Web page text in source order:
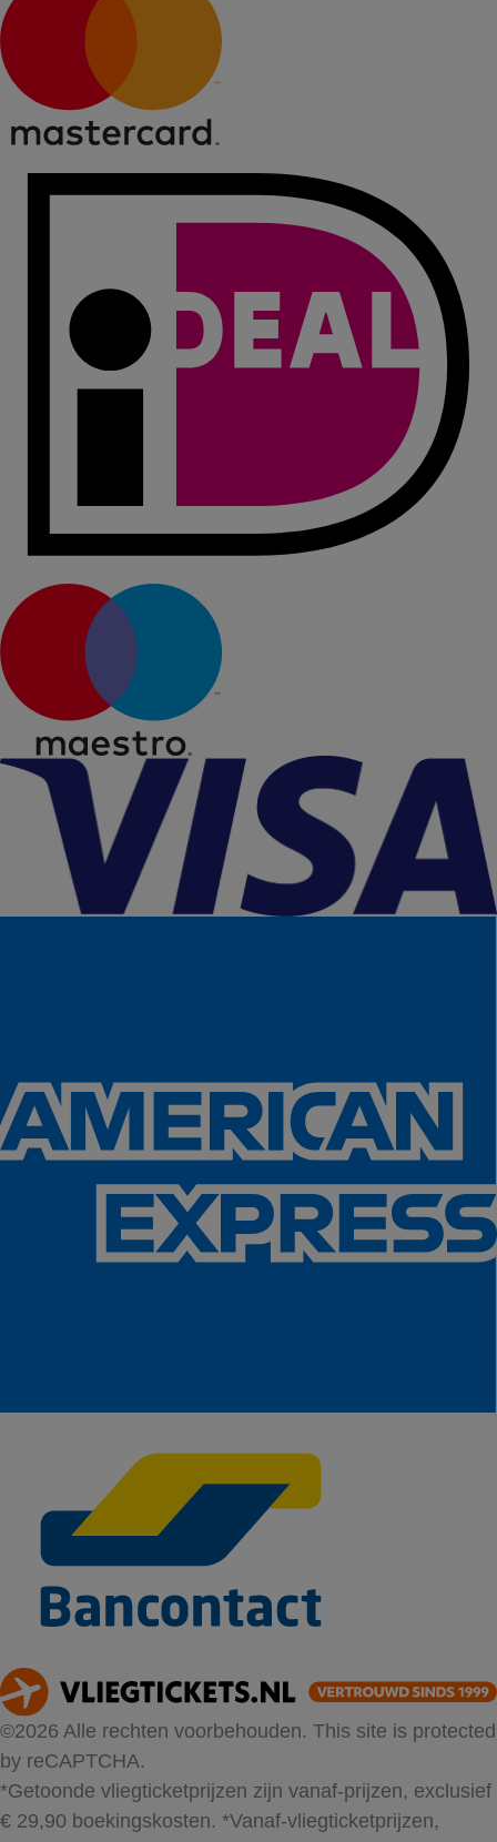
©2026 Alle rechten voorbehouden. This site is protected
by reCAPTCHA.
*Getoonde vliegticketprijzen zijn vanaf-prijzen, exclusief
€ 29,90 boekingskosten. *Vanaf-vliegticketprijzen,